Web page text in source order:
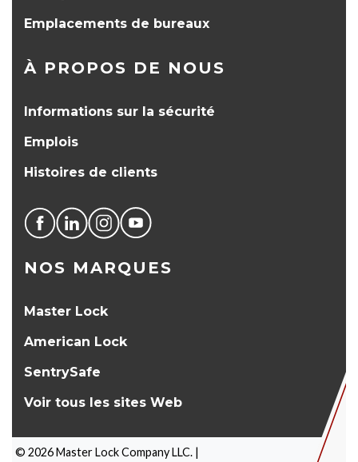
Emplacements de bureaux
À PROPOS DE NOUS
Informations sur la sécurité
Emplois
Histoires de clients
NOS MARQUES
Master Lock
American Lock
SentrySafe
Voir tous les sites Web
© 2026Master Lock Company LLC. |